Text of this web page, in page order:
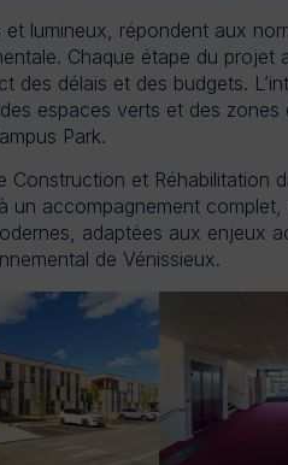
lumineux, répondent aux
Chaque étape du projet
des délais et des budgets.
espaces verts et des
Park.
Construction et Réhabilitation
un accompagnement
adaptées aux enjeux
de Vénissieux.